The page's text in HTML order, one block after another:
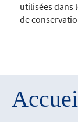
utilisées dans
de